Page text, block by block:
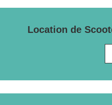
Location de